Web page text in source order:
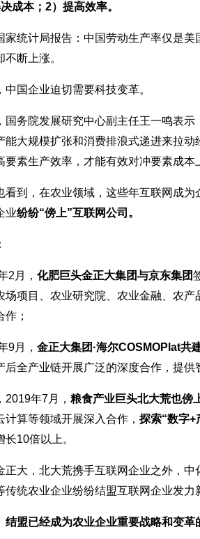
成本；2）提高效率。
家统计局报告：中国劳动生产率仅是
不断上涨。
中国企业迫切需要科技变革。
国务院发展研究中心副主任王一鸣表
能大规模扩张和消费排浪式递进来拉
要素生产效率，才能有效对冲要素成本
看到，在农业领域，这些年互联网成
业纷纷“傍上”互联网公司。
2月， 化肥巨头金正大集团与京东集团
场项目、农业研究院、农业金融、农
作；
9月， 金正大集团·海尔COSMOPlat共
后全产业链开展广泛的深度合作，提供
2019年7月， 粮食产业巨头北大荒也傍
计算等领域开展深入合作， 探索“数字+
长10倍以上。
正大，北大荒携手互联网企业之外，
传统农业企业纷纷结盟互联网企业发力
结盟已经成为农业企业重要战略和变革